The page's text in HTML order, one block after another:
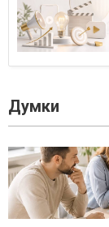
Думки